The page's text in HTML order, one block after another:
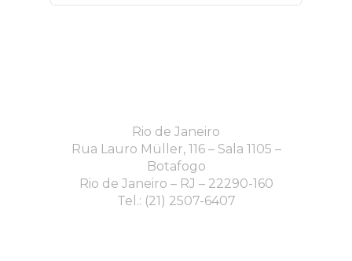
Rio de Janeiro
Rua Lauro Müller, 116 – Sala 1105 –
Botafogo
Rio de Janeiro – RJ – 22290-160
Tel.: (21) 2507-6407